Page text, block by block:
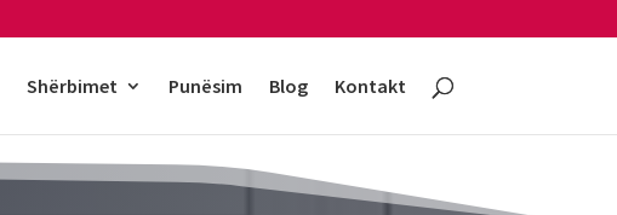
Shërbimet Punësim Blog Kontakt